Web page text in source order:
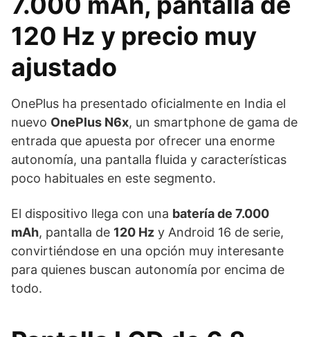
120 Hz y precio muy
ajustado
OnePlus ha presentado oficialmente en India el
nuevo OnePlus N6x, un smartphone de gama de
entrada que apuesta por ofrecer una enorme
autonomía, una pantalla fluida y características
poco habituales en este segmento.
El dispositivo llega con una batería de 7.000
mAh, pantalla de 120 Hz y Android 16 de serie,
convirtiéndose en una opción muy interesante
para quienes buscan autonomía por encima de
todo.